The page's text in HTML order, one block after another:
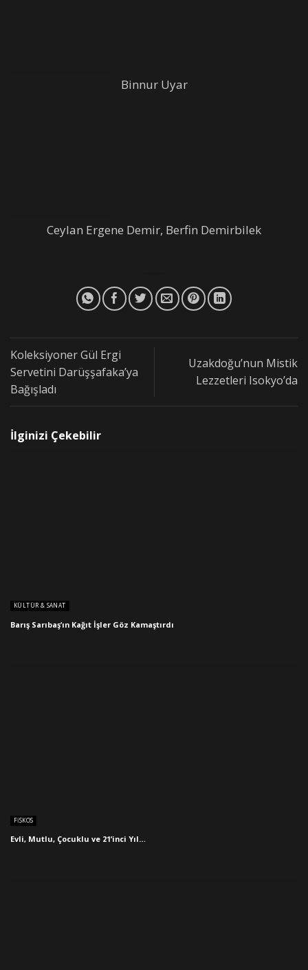
Binnur Uyar
Ceylan Ergene Demir, Berfin Demirbilek
Koleksiyoner Gül Ergi
Servetini Darüşşafaka’ya
Bağışladı
Uzakdoğu’nun Mistik
Lezzetleri Isokyo’da
İlginizi Çekebilir
KÜLTÜR & SANAT
Barış Sarıbaş’ın Kağıt İşler Göz Kamaştırdı
FISKOS
Evli, Mutlu, Çocuklu ve 21’inci Yıl…